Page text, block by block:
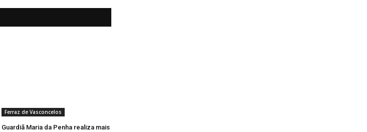
Ferraz de Vasconcelos
Guardiã Maria da Penha realiza mais